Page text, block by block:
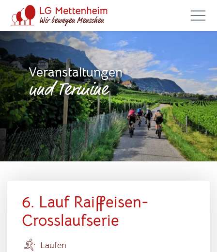
Veranstaltungen
und Termine
6. Lauf Raiffeisen-
Crosslaufserie
Laufen